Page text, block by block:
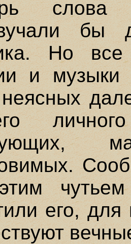
бы
Но все
и музыки
неясных
его,